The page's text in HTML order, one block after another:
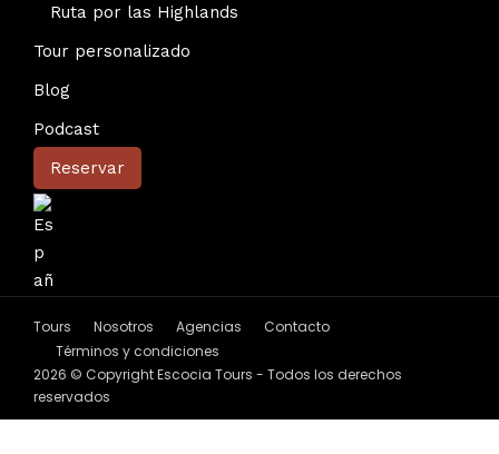
Ruta por las Highlands
Tour personalizado
Blog
Podcast
Reservar
Tours Nosotros Agencias
Contacto
Términos y condiciones
2026 © Copyright Escocia Tours - Todos los derechos
reservados